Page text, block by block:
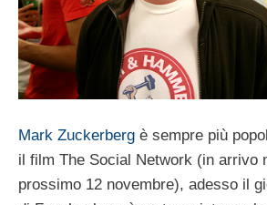
Mark Zuckerberg è sempre più
il film The Social Network (in arrivo
prossimo 12 novembre), adesso il